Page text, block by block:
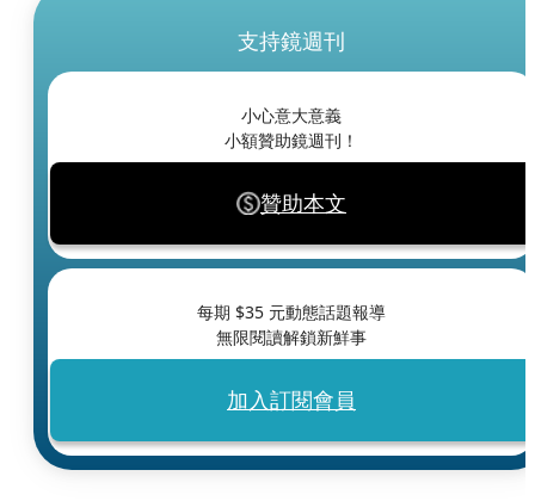
支持鏡週刊
小心意大意義
小額贊助鏡週刊！
贊助本文
每期 $35 元動態話題報導
無限閱讀解鎖新鮮事
加入訂閱會員